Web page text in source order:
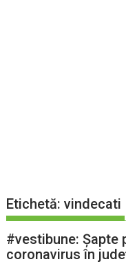
Etichetă:vindecati
#vestibune: Șapte
coronavirus în